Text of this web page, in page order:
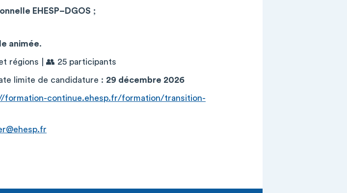
EHESP–DGOS ;
animée.
régions | 👥 25 participants
limite de candidature : 29 décembre 2026
formation-continue.ehesp.fr/formation/transition-